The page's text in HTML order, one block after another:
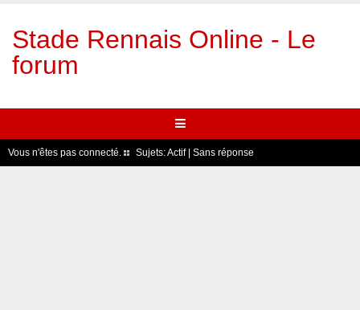
Stade Rennais Online - Le
forum
Vous n'êtes pas connecté. Sujets:Actif| Sans réponse